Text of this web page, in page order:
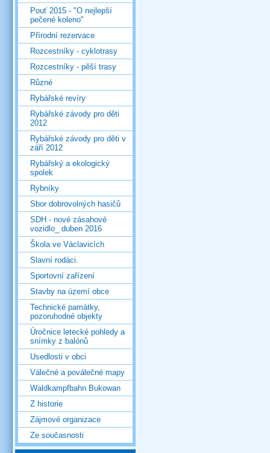
Pouť 2015 - "O nejlepší
pečené koleno"
Přírodní rezervace
Rozcestníky - cyklotrasy
Rozcestníky - pěší trasy
Různé
Rybářské revíry
Rybářské závody pro děti
2012
Rybářské závody pro děti v
září 2012
Rybářský a ekologický
spolek
Rybníky
Sbor dobrovolných hasičů
SDH - nové zásahové
vozidlo_ duben 2016
Škola ve Václavicích
Slavní rodáci.
Sportovní zařízení
Stavby na území obce
Technické památky,
pozoruhodné objekty
Úročnice letecké pohledy a
snímky z balónů
Usedlosti v obci
Válečné a poválečné mapy
Waldkampfbahn Bukowan
Z historie
Zájmové organizace
Ze současnosti